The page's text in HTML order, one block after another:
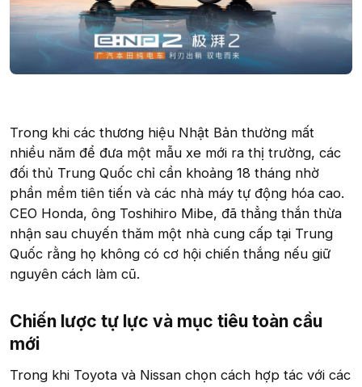
Trong khi các thương hiệu Nhật Bản thường mất
nhiều năm để đưa một mẫu xe mới ra thị trường, các
đối thủ Trung Quốc chỉ cần khoảng 18 tháng nhờ
phần mềm tiên tiến và các nhà máy tự động hóa cao.
CEO Honda, ông Toshihiro Mibe, đã thẳng thắn thừa
nhận sau chuyến thăm một nhà cung cấp tại Trung
Quốc rằng họ không có cơ hội chiến thắng nếu giữ
nguyên cách làm cũ.
Chiến lược tự lực và mục tiêu toàn cầu
mới​
Trong khi Toyota và Nissan chọn cách hợp tác với các